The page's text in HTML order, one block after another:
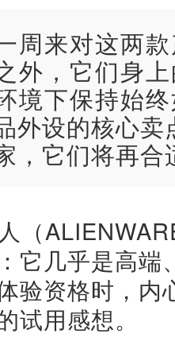
周来对这两
外，它们身
境下保持始
外设的核心
，它们将再合
（
它几乎是高端
验资格时，内
试用感想。